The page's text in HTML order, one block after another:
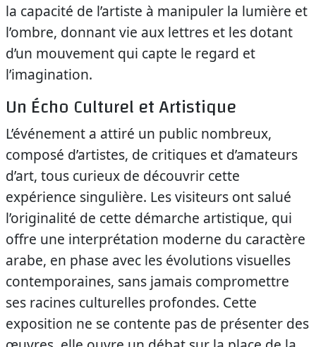
la capacité de l’artiste à manipuler la lumière et
l’ombre, donnant vie aux lettres et les dotant
d’un mouvement qui capte le regard et
l’imagination.
Un Écho Culturel et Artistique
L’événement a attiré un public nombreux,
composé d’artistes, de critiques et d’amateurs
d’art, tous curieux de découvrir cette
expérience singulière. Les visiteurs ont salué
l’originalité de cette démarche artistique, qui
offre une interprétation moderne du caractère
arabe, en phase avec les évolutions visuelles
contemporaines, sans jamais compromettre
ses racines culturelles profondes. Cette
exposition ne se contente pas de présenter des